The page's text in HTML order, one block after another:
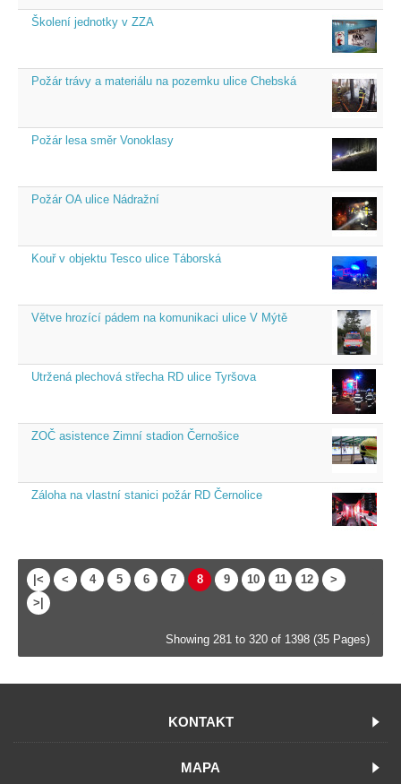
Školení jednotky v ZZA
Požár trávy a materiálu na pozemku ulice Chebská
Požár lesa směr Vonoklasy
Požár OA ulice Nádražní
Kouř v objektu Tesco ulice Táborská
Větve hrozící pádem na komunikaci ulice V Mýtě
Utržená plechová střecha RD ulice Tyršova
ZOČ asistence Zimní stadion Černošice
Záloha na vlastní stanici požár RD Černolice
|< < 4 5 6 7 8 9 10 11 12
>
>|
Showing 281 to 320 of 1398 (35 Pages)
KONTAKT
MAPA